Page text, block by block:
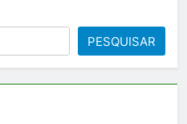
PESQUISAR